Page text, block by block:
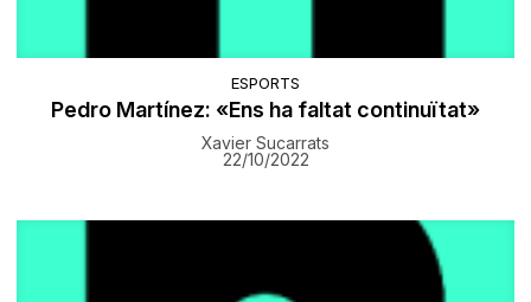
ESPORTS
Pedro Martínez: «Ens ha faltat continuïtat»
Xavier Sucarrats
22/10/2022